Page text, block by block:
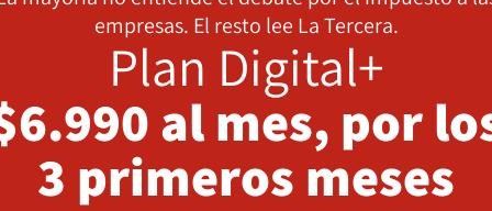
empresas. El resto lee La Tercera.
Plan Digital+
al mes, por
3 primeros meses